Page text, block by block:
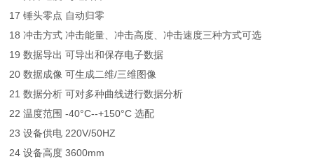
17 锤头零点 自动归零
18 冲击方式 冲击能量、冲击高度、冲击速度三种方式可选
19 数据导出 可导出和保存电子数据
20 数据成像 可生成二维/三维图像
21 数据分析 可对多种曲线进行数据分析
22 温度范围 -40°C--+150°C 选配
23 设备供电 220V/50HZ
24 设备高度 3600mm